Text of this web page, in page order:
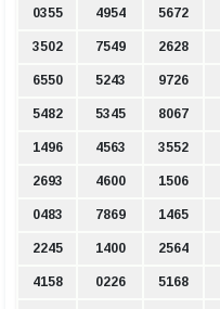
0355 4954 5672
3502 7549 2628
6550 5243 9726
5482 5345 8067
1496 4563 3552
2693 4600 1506
0483 7869 1465
2245 1400 2564
4158 0226 5168